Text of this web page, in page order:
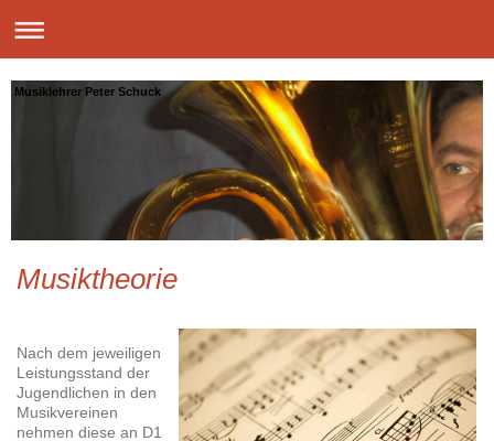
Musiklehrer Peter Schuck
Musiktheorie
Nach dem jeweiligen
Leistungsstand der
Jugendlichen in den
Musikvereinen
nehmen diese an D1